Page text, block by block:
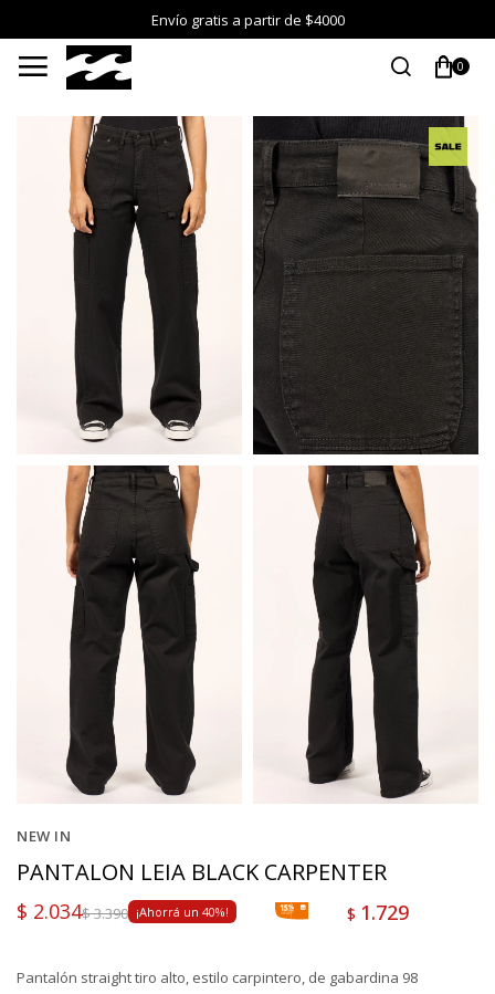
Envío gratis a partir de $4000
0

NEW IN
PANTALON LEIA BLACK CARPENTER
$ 2.034$3.390 40 $ 1.729
Pantalón straight tiro alto, estilo carpintero, de gabardina 98